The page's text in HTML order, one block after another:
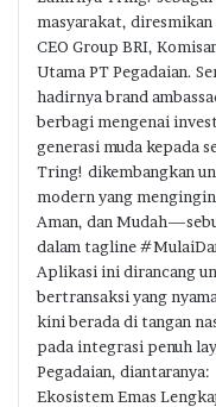
masyarakat,
CEO Group BRI,
Utama PT Pegadaian.
hadirnya brand
berbagi mengenai
generasi muda kepada
Tring! dikembangkan
modern yang
Aman, dan
dalam tagline
Aplikasi ini dirancang
bertransaksi yang
kini berada di tangan
pada integrasi penuh
Pegadaian, diantaranya:
Ekosistem Emas